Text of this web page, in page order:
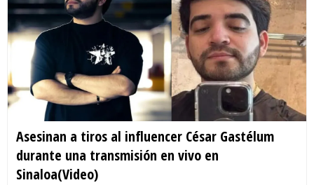
Asesinan a tiros al influencer César Gastélum
durante una transmisión en vivo en
Sinaloa(Video)